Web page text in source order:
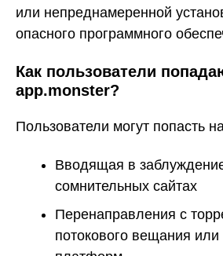
или непреднамеренной
опасного программного
Как пользователи
app.monster?
Пользователи могут попасть
Вводящая в
сомнительных сайтах
Перенаправления с
потокового вещания или